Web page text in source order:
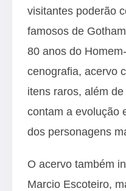
visitantes poderão
famosos de
80 anos do
cenografia, acervo
itens raros, além
contam a evolução
dos personagens
O acervo também
Marcio Escoteiro,